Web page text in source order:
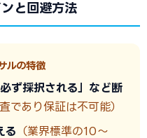
と回避方法
ルの特徴
ず採択される」など断
であり保証は不可能）
る （業界標準の10〜